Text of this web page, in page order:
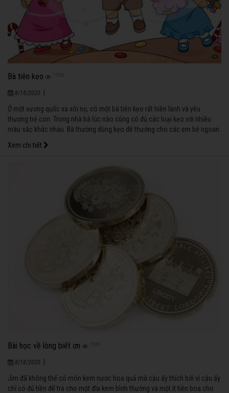
Bà tiên kẹo 1736
8/18/2020
Ở một vương quốc xa xôi nọ, có một bà tiên kẹo rất hiền lành và yêu
thương trẻ con. Trong nhà bà lúc nào cũng có đủ các loại kẹo với nhiều
màu sắc khác nhau. Bà thường dùng kẹo để thưởng cho các em bé ngoan
Xem chi tiết
Bài học về lòng biết ơn 1329
8/18/2020
Jim đã không thể có món kem nước hoa quả mà cậu ấy thích bởi vì cậu ấy
chỉ có đủ tiền để trả cho một đĩa kem bình thường và một ít tiền boa cho